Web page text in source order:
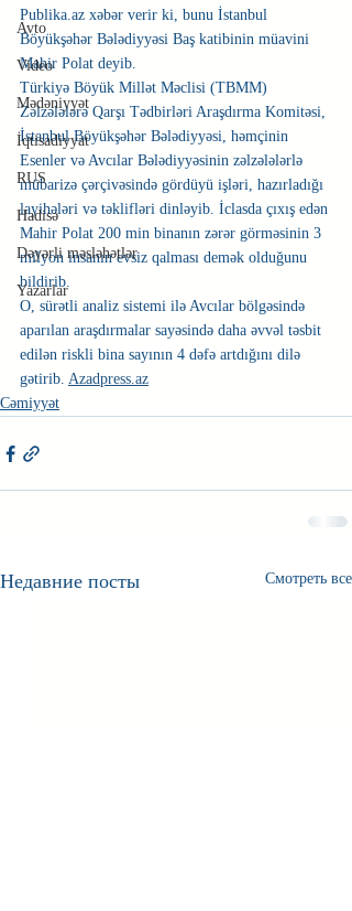
Avto
Video
Mədəniyyət
İqtisadiyyat
RUS
Hadisə
Dəyərli məsləhətlər
Yazarlar
Publika.az xəbər verir ki, bunu İstanbul
Böyükşəhər Bələdiyyəsi Baş katibinin müavini
Mahir Polat deyib.
Türkiyə Böyük Millət Məclisi (TBMM)
Zəlzələlərə Qarşı Tədbirləri Araşdırma Komitəsi,
İstanbul Böyükşəhər Bələdiyyəsi, həmçinin
Esenler və Avcılar Bələdiyyəsinin zəlzələlərlə
mübarizə çərçivəsində gördüyü işləri, hazırladığı
layihələri və təklifləri dinləyib. İclasda çıxış edən
Mahir Polat 200 min binanın zərər görməsinin 3
milyon insanın evsiz qalması demək olduğunu
bildirib.
O, sürətli analiz sistemi ilə Avcılar bölgəsində
aparılan araşdırmalar sayəsində daha əvvəl təsbit
edilən riskli bina sayının 4 dəfə artdığını dilə
gətirib. Azadpress.az
Cəmiyyət
Недавние посты Смотреть все